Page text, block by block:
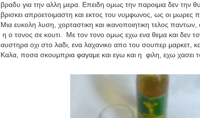
βραδυ για την αλλη μερα. Επειδη ομως την παροιμια δεν την
βρισκει απροετοιμαστη και εκτος του νυμφωνος, ως οι μωρες
Μια ευκολη λυση, χορταστικη και ικανοποιητικη τελος
η ο τονος σε κουτι. Με τον τονο ομως εχω ενα θεμα και δεν
αυστηρα οχι στο λαδι, ενα λαχανικο απο του σουπερ μαρκετ,
Καλα, ποσα σκουμπρια φαγαμε και εγω και η φιλη, εχω χασει